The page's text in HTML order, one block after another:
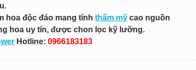
hoa độc đáo mang tính thẩm mỹ cao nguồn
hoa uy tín, được chon lọc kỹ lưỡng.
Hotline: 0966183183